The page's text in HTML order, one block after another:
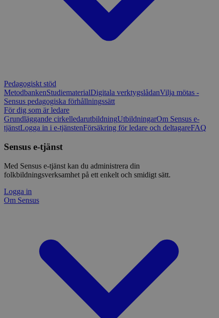
Pedagogiskt stöd
MetodbankenStudiematerialDigitala verktygslådanVilja mötas -
Sensus pedagogiska förhållningssätt
För dig som är ledare
Grundläggande cirkelledarutbildningUtbildningarOm Sensus e-
tjänstLogga in i e-tjänstenFörsäkring för ledare och deltagareFAQ
Sensus e-tjänst
Med Sensus e-tjänst kan du administrera din
folkbildningsverksamhet på ett enkelt och smidigt sätt.
Logga in
Om Sensus